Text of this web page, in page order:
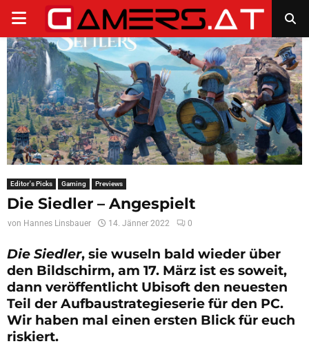
PRIMARY
MENU
Editor's Picks Gaming Previews
Die Siedler – Angespielt
von Hannes Linsbauer 14. Jänner 2022 0
Die Siedler, sie wuseln bald wieder über
den Bildschirm, am 17. März ist es soweit,
dann veröffentlicht Ubisoft den neuesten
Teil der Aufbaustrategieserie für den PC.
Wir haben mal einen ersten Blick für euch
riskiert.